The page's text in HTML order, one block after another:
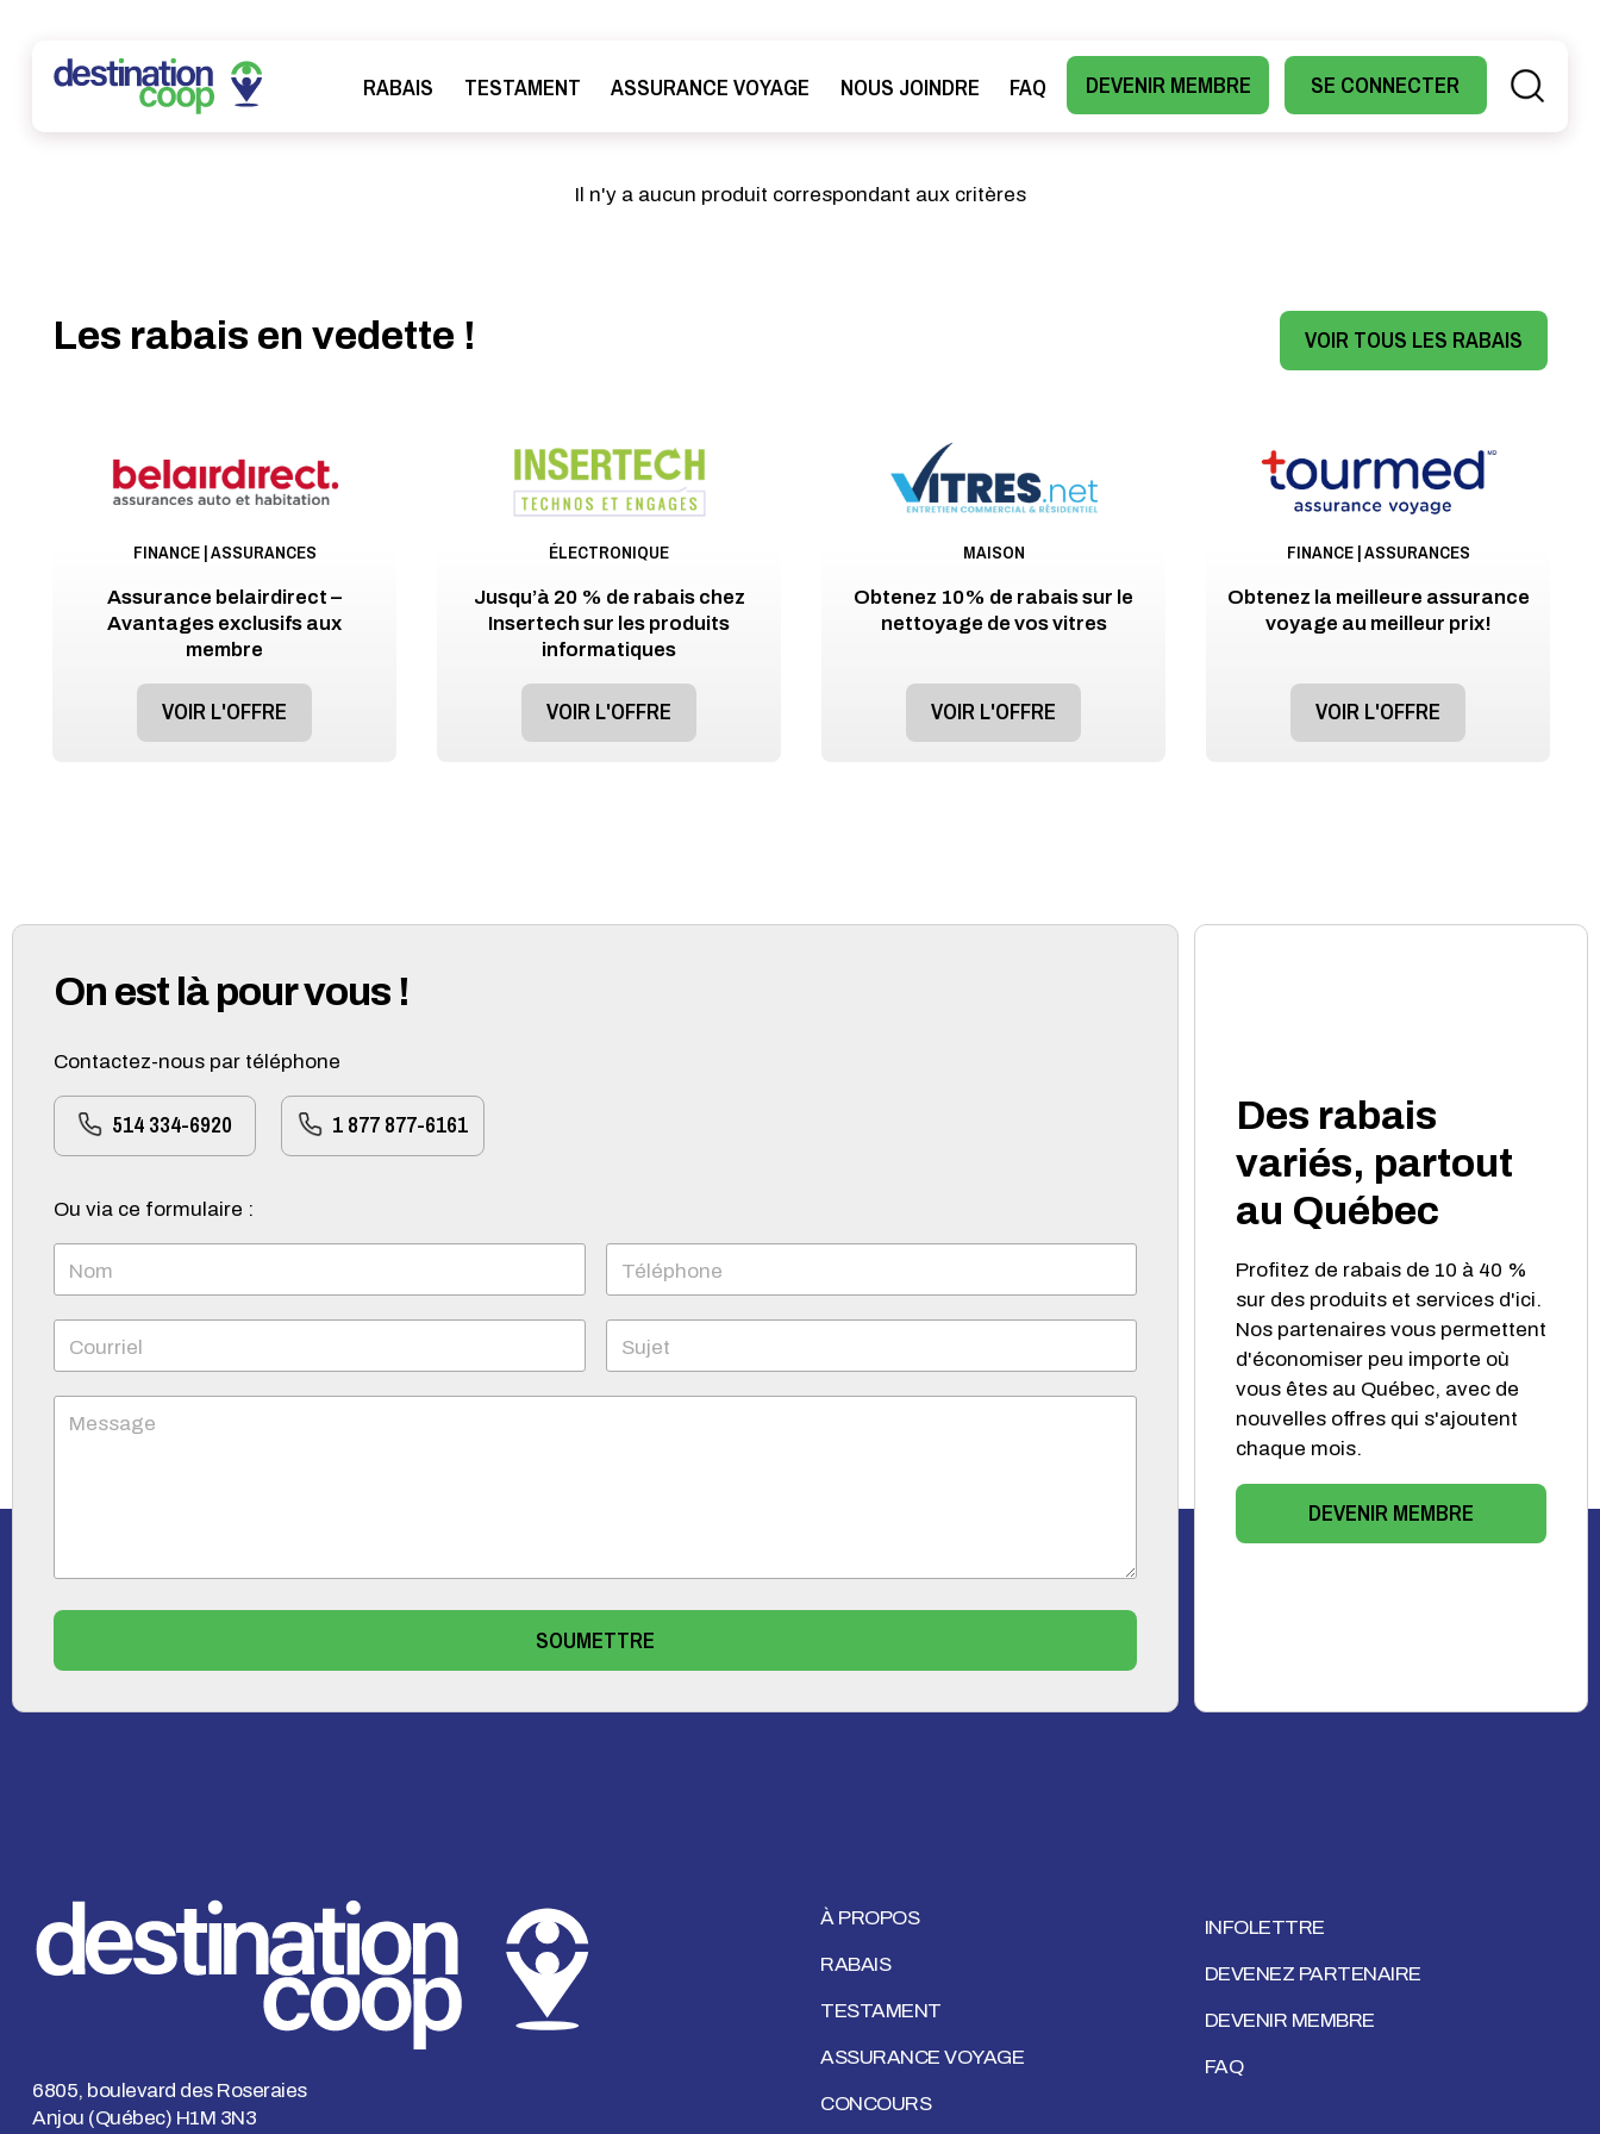
RABAIS TESTAMENT ASSURANCE VOYAGE NOUS JOINDRE FAQ DEVENIR MEMBRE SE CONNECTER
Il n'y a aucun produit correspondant aux critères
Les rabais en vedette ! VOIR TOUS LES RABAIS
FINANCE | ASSURANCES
Assurance belairdirect –
Avantages exclusifs aux
membre
VOIR L'OFFRE
ÉLECTRONIQUE
Jusqu’à 20 % de rabais chez
Insertech sur les produits
informatiques
VOIR L'OFFRE
MAISON
Obtenez 10% de rabais sur le
nettoyage de vos vitres
VOIR L'OFFRE
FINANCE | ASSURANCES
Obtenez la meilleure assurance
voyage au meilleur prix!
VOIR L'OFFRE
On est là pour vous !
Contactez-nous par téléphone
514 334-6920 1 877 877-6161
Ou via ce formulaire :
Nom Téléphone
Courriel Sujet
Message
SOUMETTRE
Des rabais
variés, partout
au Québec
Profitez de rabais de 10 à 40 %
sur des produits et services d'ici.
Nos partenaires vous permettent
d'économiser peu importe où
vous êtes au Québec, avec de
nouvelles offres qui s'ajoutent
chaque mois.
DEVENIR MEMBRE
6805, boulevard des Roseraies
Anjou (Québec) H1M 3N3
À PROPOS
RABAIS
TESTAMENT
ASSURANCE VOYAGE
CONCOURS
INFOLETTRE
DEVENEZ PARTENAIRE
DEVENIR MEMBRE
FAQ